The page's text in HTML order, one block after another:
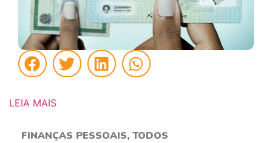
LEIA MAIS
FINANÇAS PESSOAIS, TODOS